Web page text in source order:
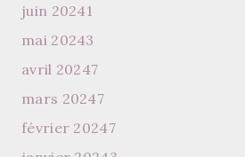
juin 20241
mai 20243
avril 20247
mars 20247
février 20247